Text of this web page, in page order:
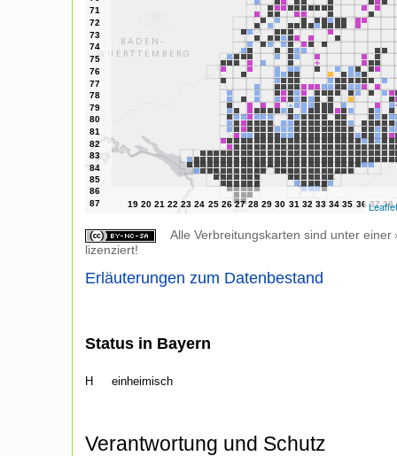
Leaflet
Alle Verbreitungskarten sind unter einer
lizenziert!
Erläuterungen zum Datenbestand
Status in Bayern
H einheimisch
Verantwortung und Schutz